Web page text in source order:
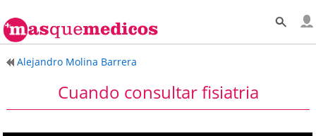
Alejandro Molina Barrera
Cuando consultar fisiatria